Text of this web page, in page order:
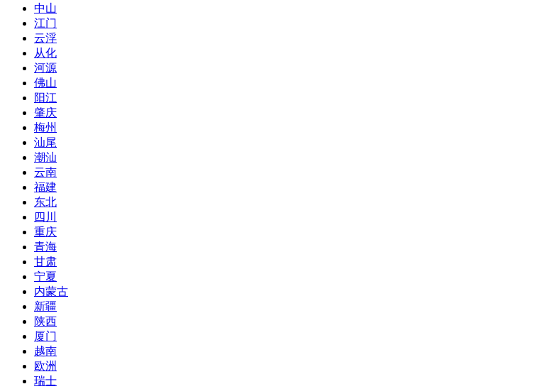
中山
江门
云浮
从化
河源
佛山
阳江
肇庆
梅州
汕尾
潮汕
云南
福建
东北
四川
重庆
青海
甘肃
宁夏
内蒙古
新疆
陕西
厦门
越南
欧洲
瑞士